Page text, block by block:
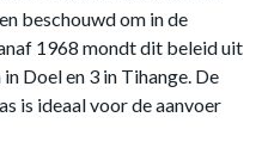
beschouwd om in de
1968 mondt dit beleid uit
Doel en 3 in Tihange. De
is ideaal voor de aanvoer